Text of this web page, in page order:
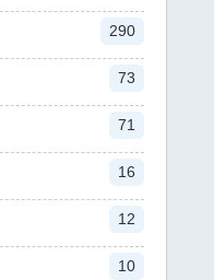
290
73
71
16
12
10